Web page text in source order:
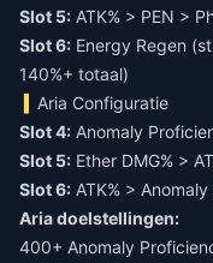
Slot 5: ATK% > PEN >
Slot 6: Energy Regen
140%+ totaal)
Aria Configuratie
Slot 4: Anomaly
Slot 5: Ether DMG% >
Slot 6: ATK% >
Aria doelstellingen:
400+ Anomaly